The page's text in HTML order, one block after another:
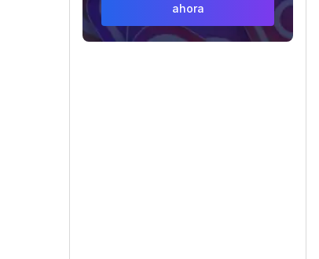
ahora